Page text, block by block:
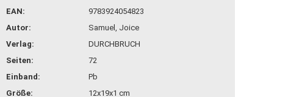
EAN:
9783924054823
Autor:
Samuel, Joice
Verlag:
DURCHBRUCH
Seiten:
72
Einband:
Pb
Größe:
12x19x1 cm